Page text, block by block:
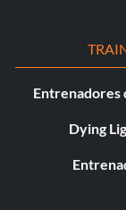
Entrenadores
Dying